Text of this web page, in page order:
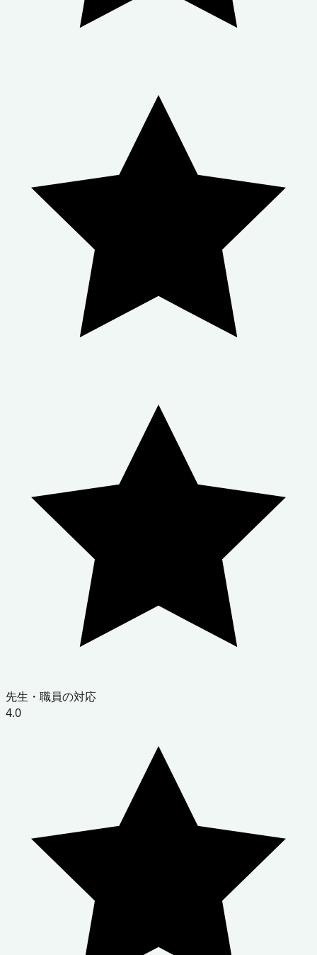
先生・職員の対応
4.0